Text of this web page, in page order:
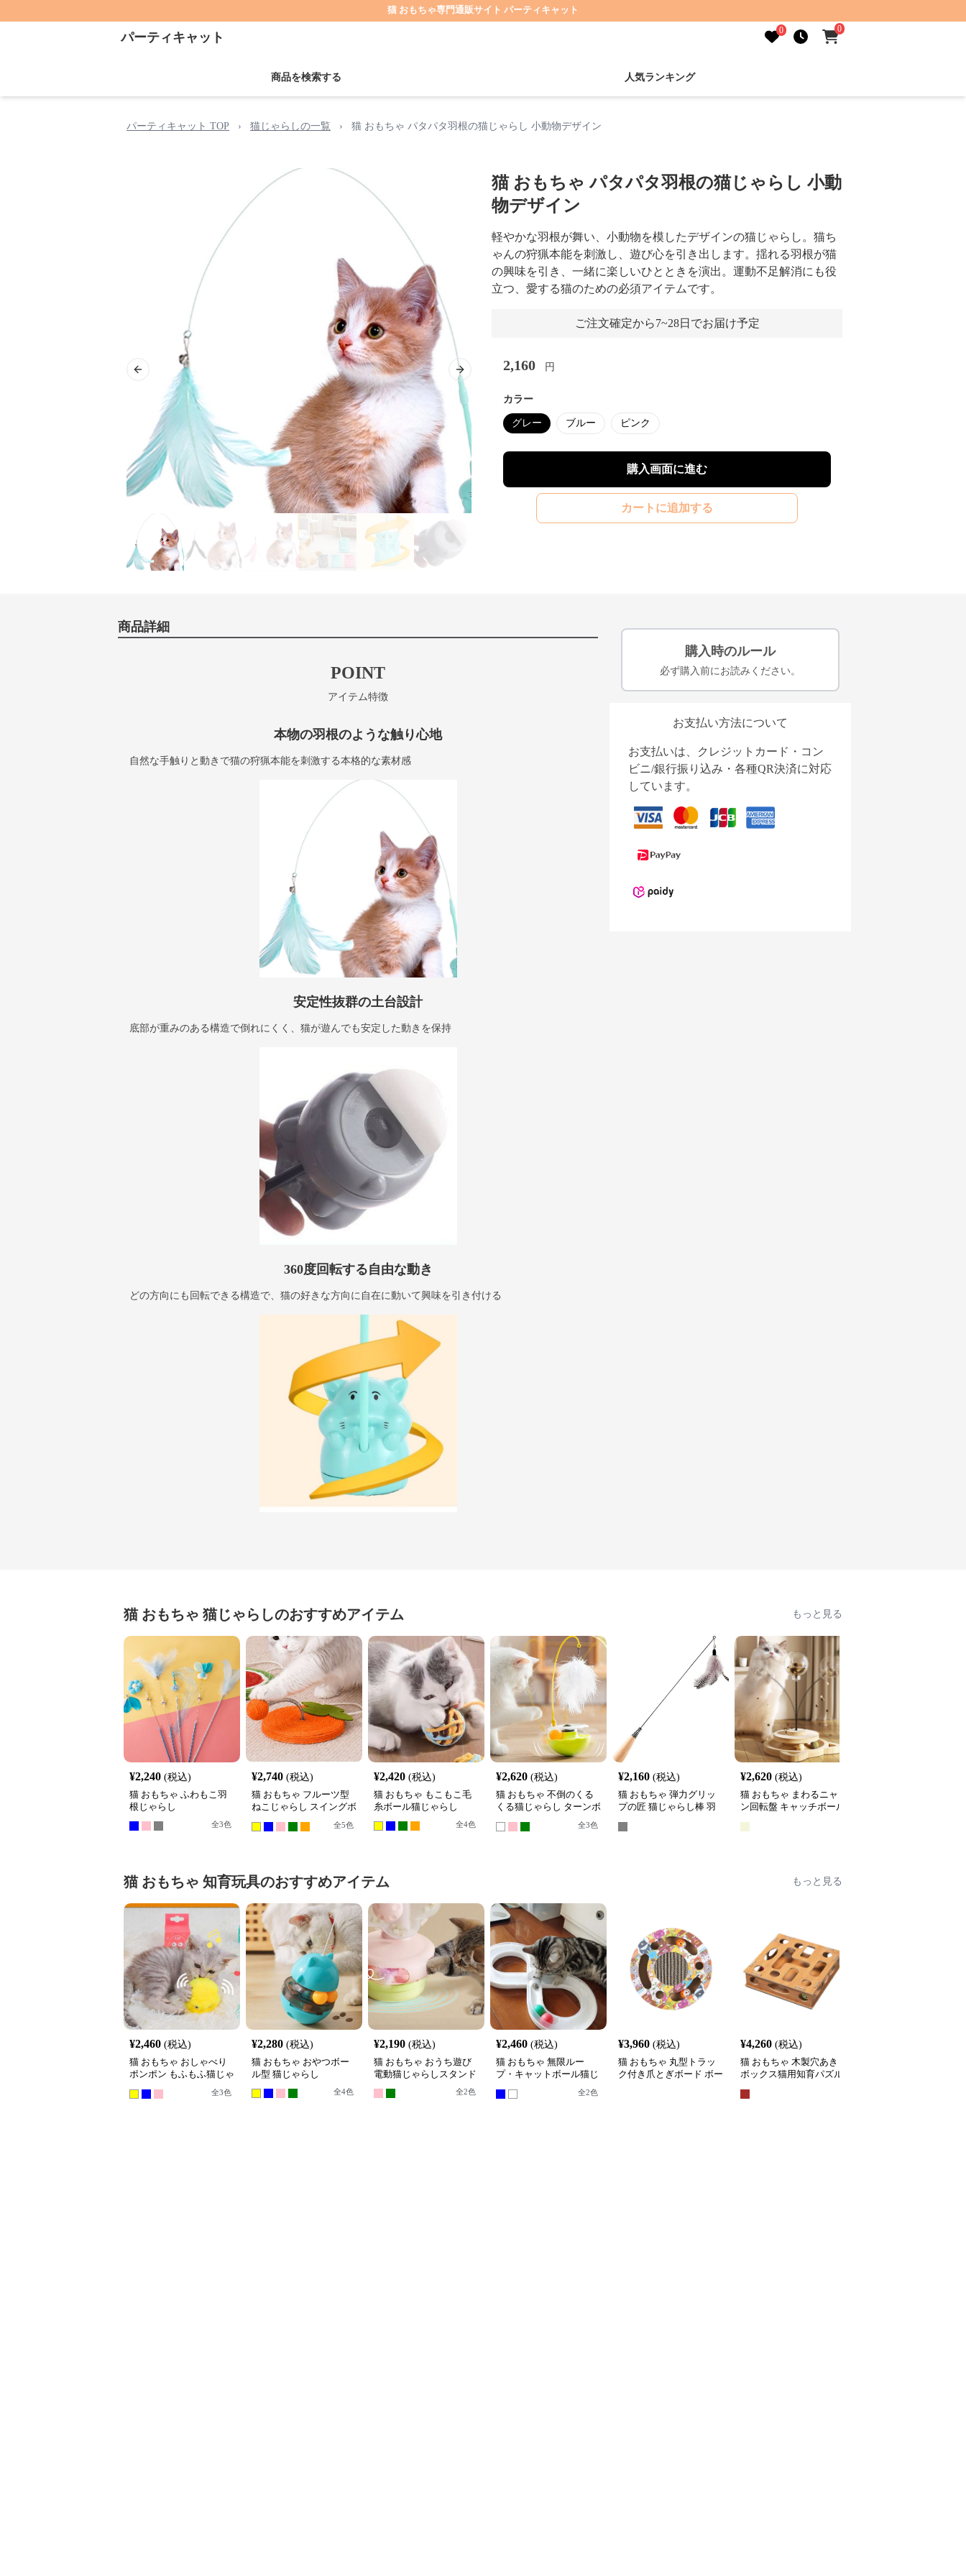
猫 おもちゃ専門通販サイト パーティキャット
パーティキャット 0 0
商品を検索する 人気ランキング
パーティキャット TOP › 猫じゃらしの一覧 › 猫 おもちゃ パタパタ羽根の猫じゃらし 小動物デザイン
Previous slide Next slide
猫 おもちゃ パタパタ羽根の猫じゃらし 小動
物デザイン
軽やかな羽根が舞い、小動物を模したデザインの猫じゃらし。猫ち
ゃんの狩猟本能を刺激し、遊び心を引き出します。揺れる羽根が猫
の興味を引き、一緒に楽しいひとときを演出。運動不足解消にも役
立つ、愛する猫のための必須アイテムです。
ご注文確定から7~28日でお届け予定
2,160 円
カラー
グレー ブルー ピンク
購入画面に進む
カートに追加する
商品詳細
POINT
アイテム特徴
本物の羽根のような触り心地
自然な手触りと動きで猫の狩猟本能を刺激する本格的な素材感
安定性抜群の土台設計
底部が重みのある構造で倒れにくく、猫が遊んでも安定した動きを保持
360度回転する自由な動き
どの方向にも回転できる構造で、猫の好きな方向に自在に動いて興味を引き付ける
購入時のルール
必ず購入前にお読みください。
お支払い方法について
お支払いは、クレジットカード・コン
ビニ/銀行振り込み・各種QR決済に対応
しています。
猫 おもちゃ 猫じゃらしのおすすめアイテム もっと見る
¥2,240 (税込)
猫 おもちゃ ふわもこ羽
根じゃらし
全3色
¥2,740 (税込)
猫 おもちゃ フルーツ型
ねこじゃらし スイングボ
全5色
¥2,420 (税込)
猫 おもちゃ もこもこ毛
糸ボール猫じゃらし
全4色
¥2,620 (税込)
猫 おもちゃ 不倒のくる
くる猫じゃらし ターンボ
全3色
¥2,160 (税込)
猫 おもちゃ 弾力グリッ
プの匠 猫じゃらし棒 羽
¥2,620 (税込)
猫 おもちゃ まわるニャ
ン回転盤 キャッチボール
猫 おもちゃ 知育玩具のおすすめアイテム もっと見る
¥2,460 (税込)
猫 おもちゃ おしゃべり
ポンポン もふもふ猫じゃ
全3色
¥2,280 (税込)
猫 おもちゃ おやつボー
ル型 猫じゃらし
全4色
¥2,190 (税込)
猫 おもちゃ おうち遊び
電動猫じゃらしスタンド
全2色
¥2,460 (税込)
猫 おもちゃ 無限ルー
プ・キャットボール猫じ
全2色
¥3,960 (税込)
猫 おもちゃ 丸型トラッ
ク付き爪とぎボード ボー
¥4,260 (税込)
猫 おもちゃ 木製穴あき
ボックス猫用知育パズル